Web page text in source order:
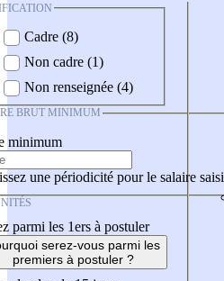
Cadre (8)
Non cadre (1)
Non renseignée (4)
BRUT MINIMUM
minimum
une périodicité pour le salaire saisi
parmi les 1ers à postuler
serez-vous parmi les
premiers à postuler ?